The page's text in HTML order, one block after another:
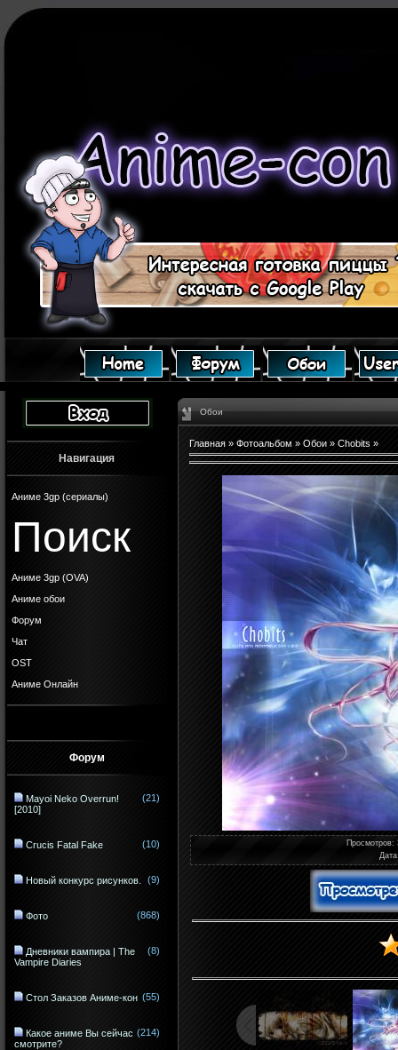
Навигация
Аниме 3gp (сериалы)
Поиск
Аниме 3gp (OVA)
Аниме обои
Форум
Чат
OST
Аниме Онлайн
Форум
Mayoi Neko Overrun!
[2010]
(21)
Crucis Fatal Fake (10)
Новый конкурс рисунков. (9)
Фото (868)
Дневники вампира | The
Vampire Diaries
(8)
Стол Заказов Аниме-кон (55)
Какое аниме Вы сейчас
смотрите?
(214)
Обои
Главная » Фотоальбом » Обои » Chobits »
Просмотров:
Дата